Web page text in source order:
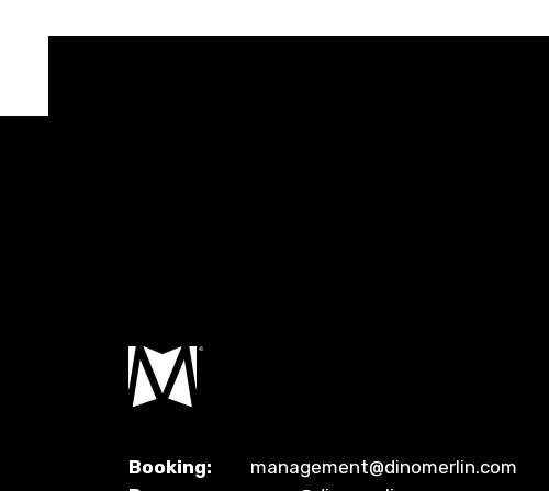
Booking:
management@dinomerlin.com